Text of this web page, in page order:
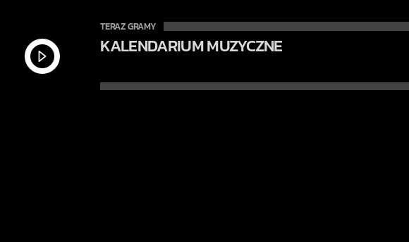
TERAZ GRAMY
CIAŁO ELEKTRYCZNE